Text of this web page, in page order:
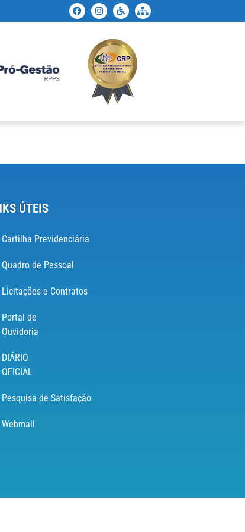
ÚTEIS
Cartilha Previdenciária
Quadro de Pessoal
Licitações e Contratos
Portal de
Ouvidoria
DIÁRIO
OFICIAL
Pesquisa de Satisfação
Webmail